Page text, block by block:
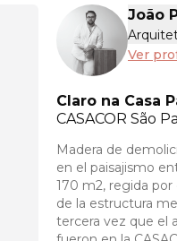
João
Ver
Claro na Casa
CASACOR São
Madera de
en el paisajismo
170 m2, regida
de la estructura
tercera vez que el